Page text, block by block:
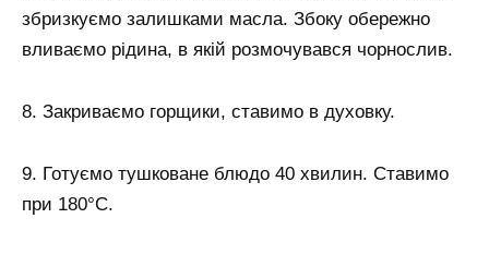
збризкуємо залишками масла. Збоку обережно
вливаємо рідина, в якій розмочувався чорнослив.
8. Закриваємо горщики, ставимо в духовку.
9. Готуємо тушковане блюдо 40 хвилин. Ставимо
при 180°C.